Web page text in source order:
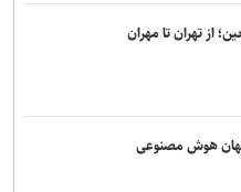
را در نطفه خفه کردیم
در راهپیمایی اربعین
را انکار کرد
از تهران تا مهران
هوش مصنوعی